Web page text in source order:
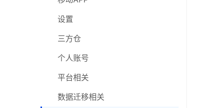
移动APP
设置
三方仓
三方物流
个人账号
设置
三方仓
个人账号
平台相关
数据迁移相关